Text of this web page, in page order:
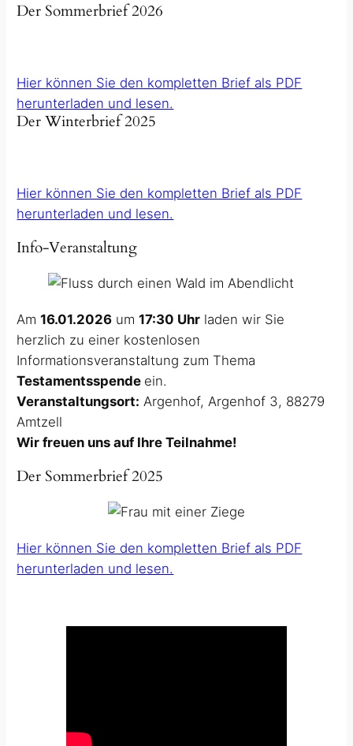
Der Sommerbrief 2026
Hier können Sie den kompletten Brief als PDF
herunterladen und lesen.
Der Winterbrief 2025
Hier können Sie den kompletten Brief als PDF
herunterladen und lesen.
Info-Veranstaltung
Am16.01.2026 um17:30 Uhr laden wir Sie
herzlich zu einer kostenlosen
Informationsveranstaltung zum Thema
Testamentsspende ein.
Veranstaltungsort: Argenhof, Argenhof 3, 88279
Amtzell
Wir freuen uns auf Ihre Teilnahme!
Der Sommerbrief 2025
Hier können Sie den kompletten Brief als PDF
herunterladen und lesen.